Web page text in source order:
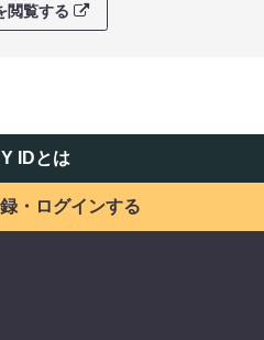
閲覧する
IDとは
・ログインする